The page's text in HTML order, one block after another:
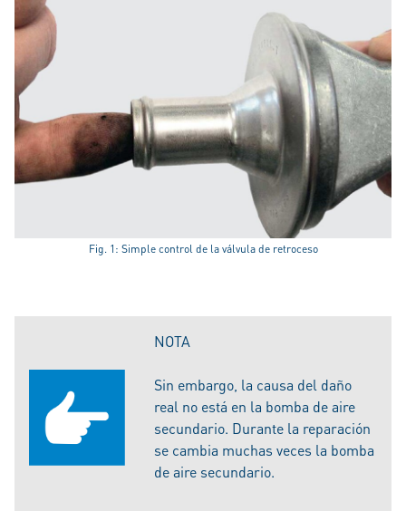
Fig. 1: Simple control de la válvula de retroceso
NOTA
Sin embargo, la causa del daño
real no está en la bomba de aire
secundario. Durante la reparación
se cambia muchas veces la bomba
de aire secundario.